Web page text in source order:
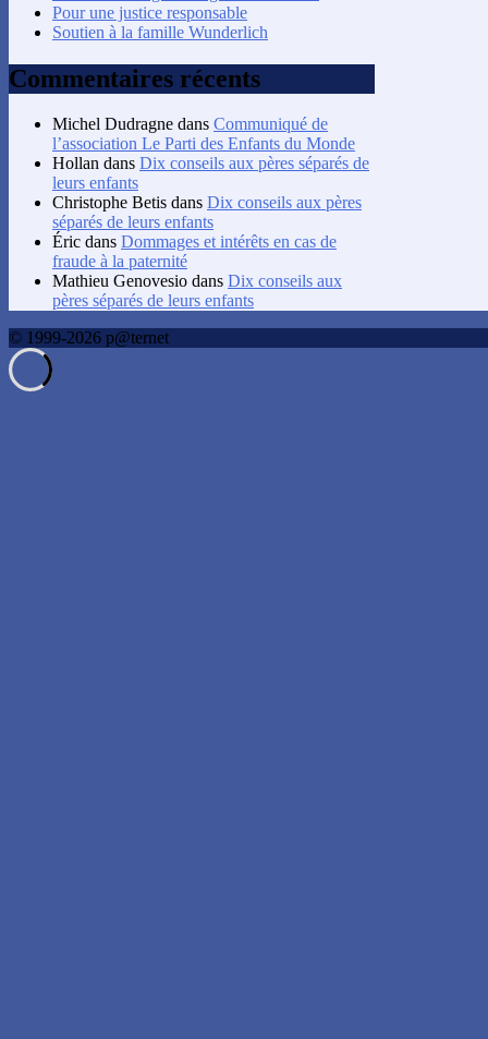
Pour une justice responsable
Soutien à la famille Wunderlich
Commentaires récents
Michel Dudragne dans Communiqué de
l’association Le Parti des Enfants du Monde
Hollan dans Dix conseils aux pères séparés de
leurs enfants
Christophe Betis dans Dix conseils aux pères
séparés de leurs enfants
Éric dans Dommages et intérêts en cas de
fraude à la paternité
Mathieu Genovesio dans Dix conseils aux
pères séparés de leurs enfants
© 1999-2026 p@ternet